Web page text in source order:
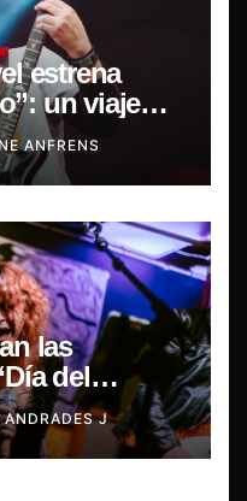
estrena
un viaje
la memoria.
ANFRENS
las
del
este
J